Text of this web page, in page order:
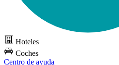
Hoteles
Coches
Centro de ayuda